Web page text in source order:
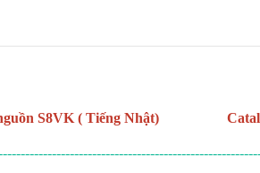
S8VK ( Tiếng Nhật)